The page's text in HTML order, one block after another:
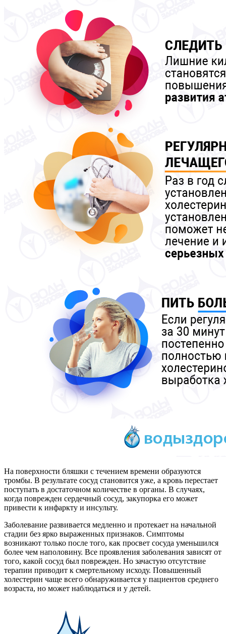
На поверхности бляшки с течением времени образуются
тромбы. В результате сосуд становится уже, а кровь перестает
поступать в достаточном количестве в органы. В случаях,
когда поврежден сердечный сосуд, закупорка его может
привести к инфаркту и инсульту.
Заболевание развивается медленно и протекает на начальной
стадии без ярко выраженных признаков. Симптомы
возникают только после того, как просвет сосуда уменьшился
более чем наполовину. Все проявления заболевания зависят от
того, какой сосуд был поврежден. Но зачастую отсутствие
терапии приводит к смертельному исходу. Повышенный
холестерин чаще всего обнаруживается у пациентов среднего
возраста, но может наблюдаться и у детей.